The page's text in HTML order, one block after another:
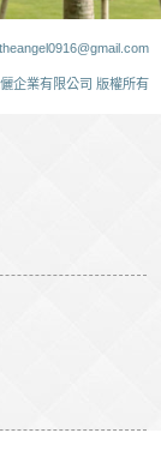
企業有限公司 版權所有